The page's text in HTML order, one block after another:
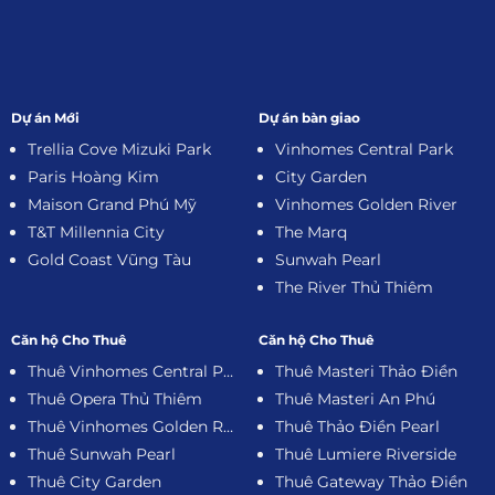
Dự án Mới
Trellia Cove Mizuki Park
Paris Hoàng Kim
Maison Grand Phú Mỹ
T&T Millennia City
Gold Coast Vũng Tàu
Dự án bàn giao
Vinhomes Central Park
City Garden
Vinhomes Golden River
The Marq
Sunwah Pearl
The River Thủ Thiêm
Căn hộ Cho Thuê
Thuê Vinhomes Central Park
Thuê Opera Thủ Thiêm
Thuê Vinhomes Golden River
Thuê Sunwah Pearl
Thuê City Garden
Căn hộ Cho Thuê
Thuê Masteri Thảo Điền
Thuê Masteri An Phú
Thuê Thảo Điền Pearl
Thuê Lumiere Riverside
Thuê Gateway Thảo Điền